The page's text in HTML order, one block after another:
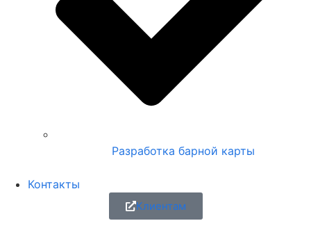
Разработка барной карты
Контакты
Клиентам